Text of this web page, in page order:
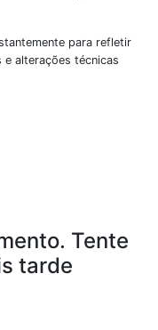
para refletir
e alterações técnicas
Tente
tarde